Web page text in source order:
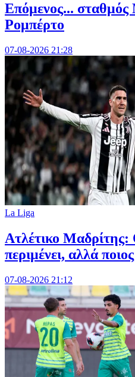
Επόμενος... σταθμός
Ρομπέρτο
07-08-2026 21:28
La Liga
Ατλέτικο Μαδρίτης:
περιμένει, αλλά
07-08-2026 21:12